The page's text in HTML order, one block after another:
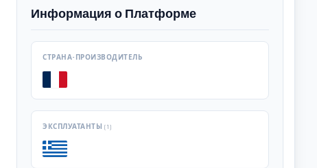
Информация о Платформе
СТРАНА-ПРОИЗВОДИТЕЛЬ
ЭКСПЛУАТАНТЫ (1)